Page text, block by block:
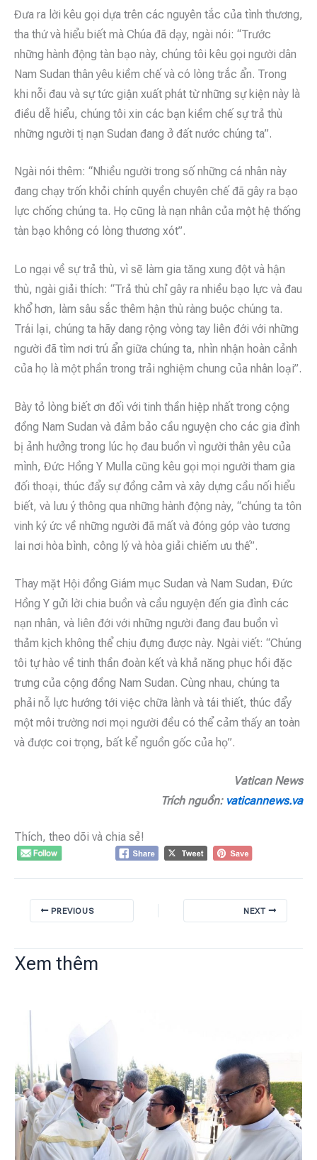
Đưa ra lời kêu gọi dựa trên các nguyên tắc của tình thương,
tha thứ và hiểu biết mà Chúa đã dạy, ngài nói: “Trước
những hành động tàn bạo này, chúng tôi kêu gọi người dân
Nam Sudan thân yêu kiềm chế và có lòng trắc ẩn. Trong
khi nỗi đau và sự tức giận xuất phát từ những sự kiện này là
điều dễ hiểu, chúng tôi xin các bạn kiềm chế sự trả thù
những người tị nạn Sudan đang ở đất nước chúng ta”.
Ngài nói thêm: “Nhiều người trong số những cá nhân này
đang chạy trốn khỏi chính quyền chuyên chế đã gây ra bạo
lực chống chúng ta. Họ cũng là nạn nhân của một hệ thống
tàn bạo không có lòng thương xót”.
Lo ngại về sự trả thù, vì sẽ làm gia tăng xung đột và hận
thù, ngài giải thích: “Trả thù chỉ gây ra nhiều bạo lực và đau
khổ hơn, làm sâu sắc thêm hận thù ràng buộc chúng ta.
Trái lại, chúng ta hãy dang rộng vòng tay liên đới với những
người đã tìm nơi trú ẩn giữa chúng ta, nhìn nhận hoàn cảnh
của họ là một phần trong trải nghiệm chung của nhân loại”.
Bày tỏ lòng biết ơn đối với tinh thần hiệp nhất trong cộng
đồng Nam Sudan và đảm bảo cầu nguyện cho các gia đình
bị ảnh hưởng trong lúc họ đau buồn vì người thân yêu của
mình, Đức Hồng Y Mulla cũng kêu gọi mọi người tham gia
đối thoại, thúc đẩy sự đồng cảm và xây dựng cầu nối hiểu
biết, và lưu ý thông qua những hành động này, “chúng ta tôn
vinh ký ức về những người đã mất và đóng góp vào tương
lai nơi hòa bình, công lý và hòa giải chiếm ưu thế”.
Thay mặt Hội đồng Giám mục Sudan và Nam Sudan, Đức
Hồng Y gửi lời chia buồn và cầu nguyện đến gia đình các
nạn nhân, và liên đới với những người đang đau buồn vì
thảm kịch không thể chịu đựng được này. Ngài viết: “Chúng
tôi tự hào về tinh thần đoàn kết và khả năng phục hồi đặc
trưng của cộng đồng Nam Sudan. Cùng nhau, chúng ta
phải nỗ lực hướng tới việc chữa lành và tái thiết, thúc đẩy
một môi trường nơi mọi người đều có thể cảm thấy an toàn
và được coi trọng, bất kể nguồn gốc của họ”.
Vatican News
Trích nguồn: vaticannews.va
Thích, theo dõi và chia sẻ!
PREVIOUS NEXT
Xem thêm